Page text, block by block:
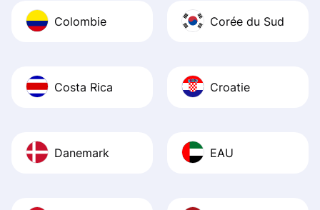
Colombie Corée du Sud
Costa Rica Croatie
Danemark EAU